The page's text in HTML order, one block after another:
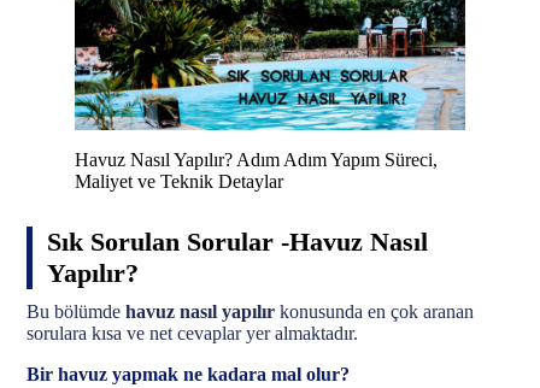
Havuz Nasıl Yapılır? Adım Adım Yapım Süreci,
Maliyet ve Teknik Detaylar
Sık Sorulan Sorular -Havuz Nasıl
Yapılır?
Bu bölümde havuz nasıl yapılır konusunda en çok aranan
sorulara kısa ve net cevaplar yer almaktadır.
Bir havuz yapmak ne kadara mal olur?